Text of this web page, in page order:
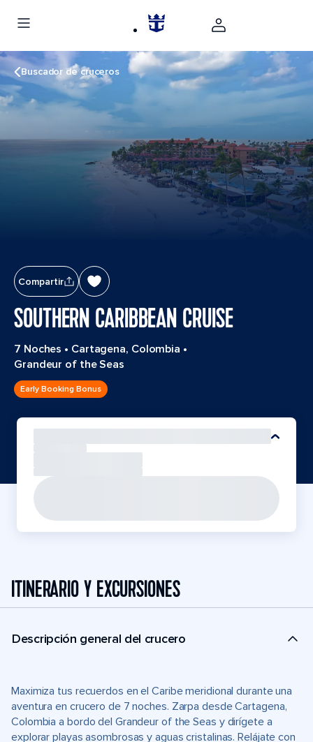
Buscador de cruceros
Compartir
SOUTHERN CARIBBEAN CRUISE
7 Noches • Cartagena, Colombia •
Grandeur of the Seas
Early Booking Bonus
ITINERARIO Y EXCURSIONES
Descripción general del crucero
Maximiza tus recuerdos en el Caribe meridional durante una
aventura en crucero de 7 noches. Zarpa desde Cartagena,
Colombia a bordo del Grandeur of the Seas y dirígete a
explorar playas asombrosas y aguas cristalinas. Relájate con